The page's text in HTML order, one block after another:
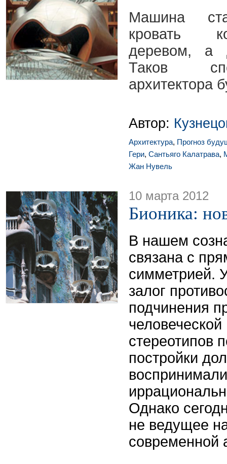
Машина
кровать
деревом, а
Таков
архитектора
Автор:
Архитектура, Прогноз
Гери, Сантьяго Калатрава,
Жан Нувель
10 марта 2012
Бионика:
В нашем
связана с
симметрией.
залог
подчинения
стереотипов
постройки
Однако
не ведущее
современной